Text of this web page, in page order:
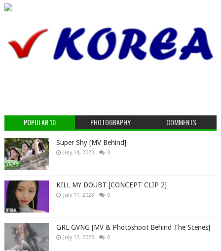
POPULAR 10 PHOTOGRAPHY COMMENTS
Super Shy [MV Behind]
July 14, 2023 0
KILL MY DOUBT [CONCEPT CLIP 2]
July 11, 2023 0
GRL GVNG [MV & Photoshoot Behind The Scenes]
July 12, 2023 0